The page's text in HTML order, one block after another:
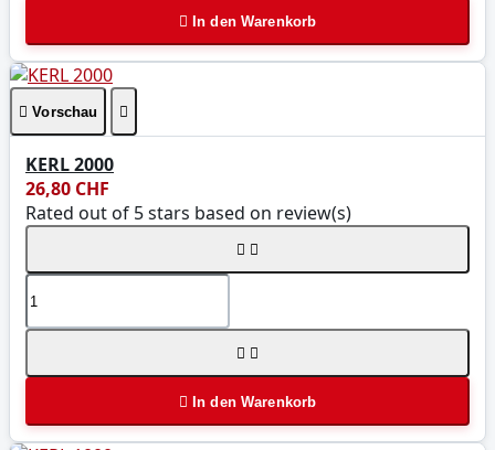
 In den Warenkorb
 Vorschau 
KERL 2000
26,80 CHF
Rated out of 5 stars based on review(s)
 
 
 In den Warenkorb